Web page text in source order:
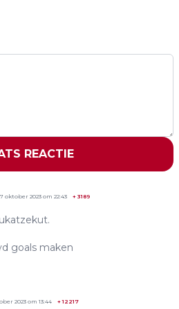
REACTIE
oktober 2023 om 22:43 + 3189
goals maken
2023 om 13:44 +12217